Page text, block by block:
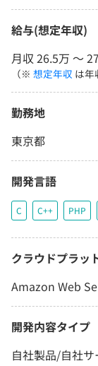
給与(想定年収)
月収 26.5万 〜
（※ 想定年収 は年
勤務地
東京都
開発言語
C C++ PHP
クラウドプラッ
Amazon Web
開発内容タイプ
自社製品/自社サ